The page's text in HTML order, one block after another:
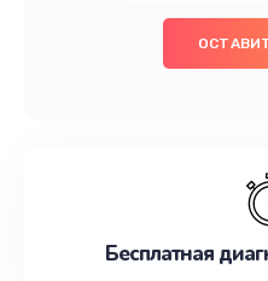
Бесплатная